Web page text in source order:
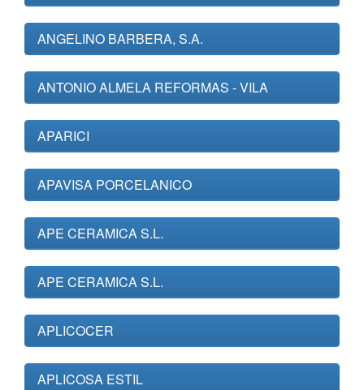
ANGELINO BARBERA, S.A.
ANTONIO ALMELA REFORMAS - VILA
APARICI
APAVISA PORCELANICO
APE CERAMICA S.L.
APE CERAMICA S.L.
APLICOCER
APLICOSA ESTIL